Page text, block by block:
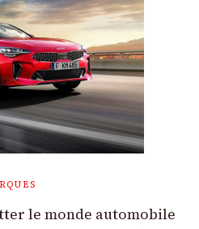
le monde automobile